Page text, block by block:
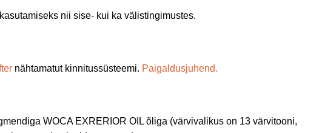
nii sise- kui ka välistingimustes.
nähtamatut kinnitussüsteemi. Paigaldusjuhend.
WOCA EXRERIOR OIL õliga (värvivalikus on 13 värvitooni,